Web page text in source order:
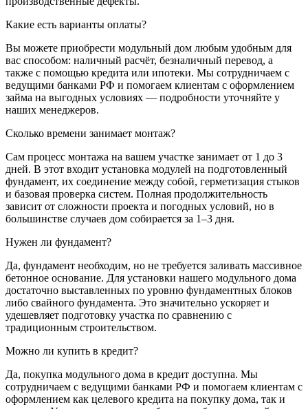
Какие есть варианты оплаты?
Вы можете приобрести модульный дом любым удобным для
вас способом: наличный расчёт, безналичный перевод, а
также с помощью кредита или ипотеки. Мы сотрудничаем с
ведущими банками РФ и помогаем клиентам с оформлением
займа на выгодных условиях — подробности уточняйте у
наших менеджеров.
Сколько времени занимает монтаж?
Сам процесс монтажа на вашем участке занимает от 1 до 3
дней. В этот входит установка модулей на подготовленный
фундамент, их соединение между собой, герметизация стыков
и базовая проверка систем. Полная продолжительность
зависит от сложности проекта и погодных условий, но в
большинстве случаев дом собирается за 1–3 дня.
Нужен ли фундамент?
Да, фундамент необходим, но не требуется заливать массивное
бетонное основание. Для установки нашего модульного дома
достаточно выставленных по уровню фундаментных блоков
либо свайного фундамента. Это значительно ускоряет и
удешевляет подготовку участка по сравнению с
традиционным строительством.
Можно ли купить в кредит?
Да, покупка модульного дома в кредит доступна. Мы
сотрудничаем с ведущими банками РФ и помогаем клиентам с
оформлением как целевого кредита на покупку дома, так и